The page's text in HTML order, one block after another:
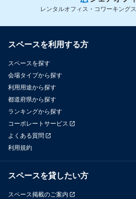
レンタルオフィス・コワーキング
スペースを利用する方
スペースを探す
会場タイプから探す
利用用途から探す
都道府県から探す
ランキングから探す
コーポレートサービス
よくある質問
利用規約
スペースを貸したい方
スペース掲載のご案内